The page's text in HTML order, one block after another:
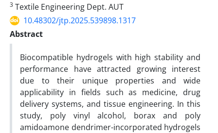
3 Textile Engineering Dept. AUT
10.48302/jtp.2025.539898.1317
Abstract
Biocompatible hydrogels with high stability and
performance have attracted growing interest
due to their unique properties and wide
applicability in fields such as medicine, drug
delivery systems, and tissue engineering. In this
study, poly vinyl alcohol, borax and poly
amidoamone dendrimer-incorporated hydrogels